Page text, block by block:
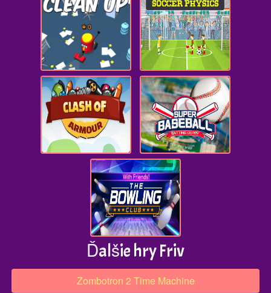
Ďalšie hry Friv
Zombotron 2 Time Machine